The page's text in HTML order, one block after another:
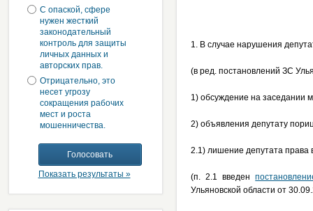
С опаской, сфере
нужен жесткий
законодательный
контроль для защиты
личных данных и
авторских прав.
Отрицательно, это
несет угрозу
сокращения рабочих
мест и роста
мошенничества.
Показать результаты »
1. В случае нарушения
(в ред. постановлений ЗС
1) обсуждение на заседании
2) объявления депутату
2.1) лишение депутата
(п. 2.1 введен
Ульяновской области от